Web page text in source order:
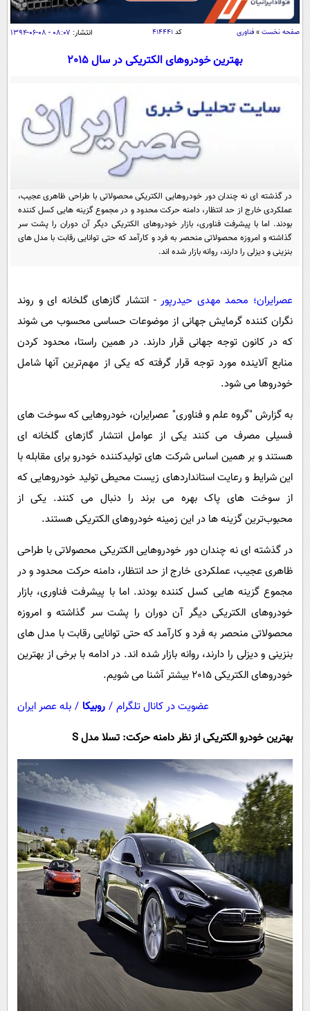
سیاسی
اقتصاد
جامعه
یک برش دانایی
سفر و تفریح
علم و دانش
علمی
اخبار کریپتو
گوناگون
باشگاه مغز
فیلم
اقتصاد
سرگرمی
فناوری
گوناگون
محیط زیست
بین الملل
اجتماعی
حیات وحش
سیاست خارجی
عصر ایران 2
پیامک
روانشناسی
آشپزی
صفحه نخست » فناوری کد ۴۱۴۴۴۱ انتشار: ۰۸:۰۷ - ۰۸-۰۶-۱۳۹۴
بهترین خودروهای الکتریکی در سال 2015
در گذشته ای نه چندان دور خودروهایی الکتریکی محصولاتی با طراحی ظاهری عجیب،
عملکردی خارج از حد انتظار، دامنه حرکت محدود و در مجموع گزینه هایی کسل کننده
بودند. اما با پیشرفت فناوری، بازار خودروهای الکتریکی دیگر آن دوران را پشت سر
گذاشته و امروزه محصولاتی منحصر به فرد و کارآمد که حتی توانایی رقابت با مدل های
بنزینی و دیزلی را دارند، روانه بازار شده اند.
عصرایران؛ محمد مهدی حیدرپور- انتشار گازهای گلخانه ای و روند
نگران کننده گرمایش جهانی از موضوعات حساسی محسوب می شوند
که در کانون توجه جهانی قرار دارند. در همین راستا، محدود کردن
منابع آلاینده مورد توجه قرار گرفته که یکی از مهم‌ترین آنها شامل
خودروها می شود.
به گزارش "گروه علم و فناوری" عصرایران، خودروهایی که سوخت های
فسیلی مصرف می کنند یکی از عوامل انتشار گازهای گلخانه ای
هستند و بر همین اساس شرکت های تولیدکننده خودرو برای مقابله با
این شرایط و رعایت استانداردهای زیست محیطی تولید خودروهایی که
از سوخت های پاک بهره می برند را دنبال می کنند. یکی از
محبوب‌ترین گزینه ها در این زمینه خودروهای الکتریکی هستند.
در گذشته ای نه چندان دور خودروهایی الکتریکی محصولاتی با طراحی
ظاهری عجیب، عملکردی خارج از حد انتظار، دامنه حرکت محدود و در
مجموع گزینه هایی کسل کننده بودند. اما با پیشرفت فناوری، بازار
خودروهای الکتریکی دیگر آن دوران را پشت سر گذاشته و امروزه
محصولاتی منحصر به فرد و کارآمد که حتی توانایی رقابت با مدل های
بنزینی و دیزلی را دارند، روانه بازار شده اند. در ادامه با برخی از بهترین
خودروهای الکتریکی 2015 بیشتر آشنا می شویم.
عضویت در کانال تلگرام / روبیکا / بله عصر ایران
بهترین خودرو الکتریکی از نظر دامنه حرکت: تسلا مدلS